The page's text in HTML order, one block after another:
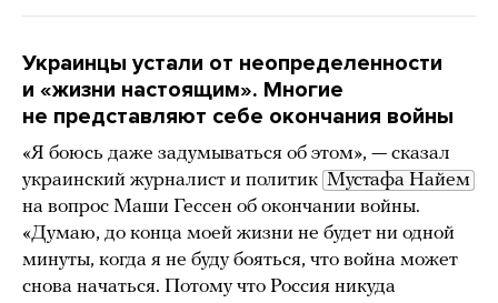
Украинцы устали от неопределенности
и «жизни настоящим». Многие
не представляют себе окончания войны
«Я боюсь даже задумываться об этом», — сказал
украинский журналист и политик Мустафа Найем
на вопрос Маши Гессен об окончании войны.
«Думаю, до конца моей жизни не будет ни одной
минуты, когда я не буду бояться, что война может
снова начаться. Потому что Россия никуда